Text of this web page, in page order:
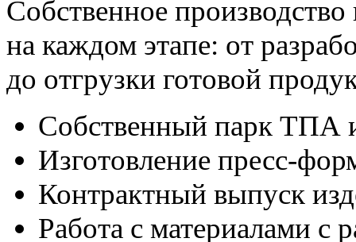
Собственное производство
на каждом этапе: от
до отгрузки готовой
Собственный парк ТПА
Изготовление пресс-
Контрактный выпуск
Работа с материалами с